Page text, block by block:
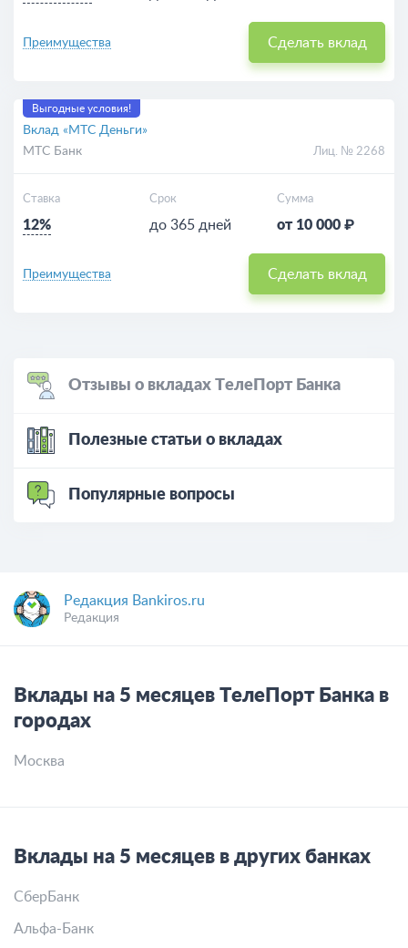
Преимущества Сделать вклад
Выгодные условия!
Вклад «МТС Деньги»
МТС Банк
Лиц. № 2268
Ставка
12%
Срок
до 365 дней
Сумма
от 10 000 ₽
Преимущества Сделать вклад
Отзывы о вкладах ТелеПорт Банка
Полезные статьи о вкладах
Популярные вопросы
Редакция Bankiros.ru
Редакция
Вклады на 5 месяцев ТелеПорт Банка в
городах
Москва
Вклады на 5 месяцев в других банках
СберБанк
Альфа-Банк